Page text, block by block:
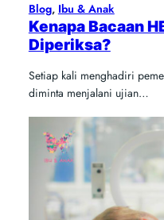
Blog, Ibu & Anak
Kenapa Bacaan
Diperiksa?
Setiap kali menghadiri
diminta menjalani ujian…